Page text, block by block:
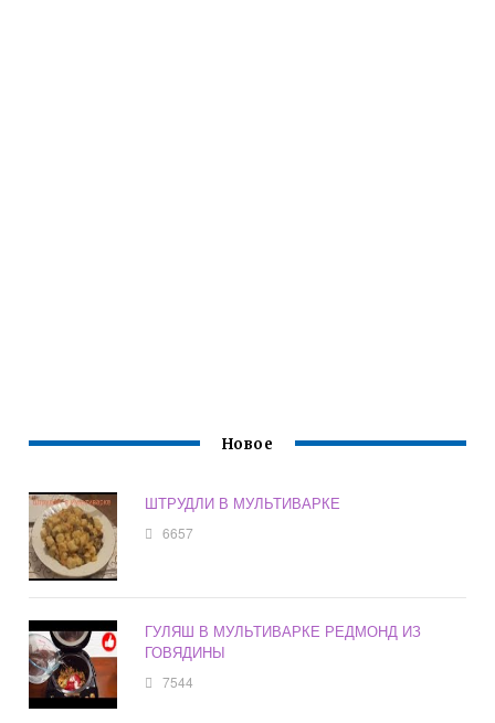
Новое
ШТРУДЛИ В МУЛЬТИВАРКЕ
6657
ГУЛЯШ В МУЛЬТИВАРКЕ РЕДМОНД ИЗ
ГОВЯДИНЫ
7544